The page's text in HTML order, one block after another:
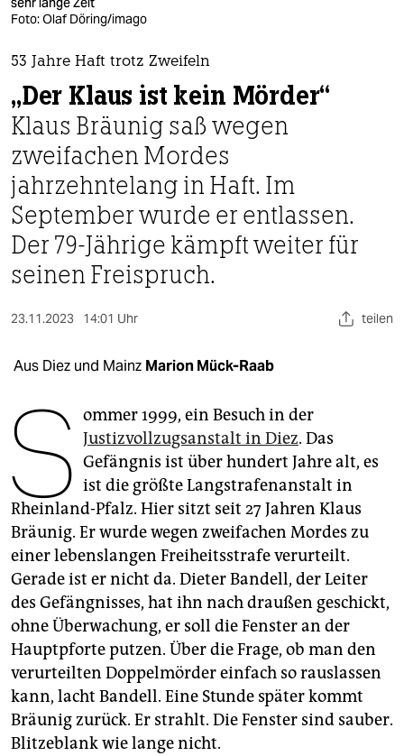
nord
wahrheit
verlag
verlag
veranstaltungen
shop
unterstützen
abo
epaper login
Foto: Olaf Döring/imago
53 Jahre Haft trotz Zweifeln
„Der Klaus ist kein Mörder“
Klaus Bräunig saß wegen
zweifachen Mordes
jahrzehntelang in Haft. Im
September wurde er entlassen.
Der 79-Jährige kämpft weiter für
seinen Freispruch.
23.11.2023 14:01 Uhr teilen
Aus Diez und Mainz Marion Mück-Raab
S ommer 1999, ein Besuch in der
Justizvollzugsanstalt in Diez. Das
Gefängnis ist über hundert Jahre alt, es
ist die größte Langstrafenanstalt in
Rheinland-Pfalz. Hier sitzt seit 27 Jahren Klaus
Bräunig. Er wurde wegen zweifachen Mordes zu
einer lebenslangen Freiheitsstrafe verurteilt.
Gerade ist er nicht da. Dieter Bandell, der Leiter
des Gefängnisses, hat ihn nach draußen geschickt,
ohne Überwachung, er soll die Fenster an der
Hauptpforte putzen. Über die Frage, ob man den
verurteilten Doppelmörder einfach so rauslassen
kann, lacht Bandell. Eine Stunde später kommt
Bräunig zurück. Er strahlt. Die Fenster sind sauber.
Blitzeblank wie lange nicht.